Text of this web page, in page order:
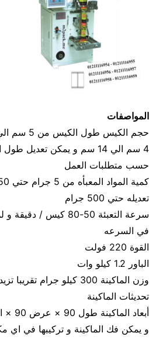
المواصفات
4 سم الي 14 سم و يمكن
حسب متطلبات العمل
تعديله حتي 500 جرام
سرعة التعبئة 50-80 كيس /
في السرعه
القوة 220 فولت
الباور 1.2 كيلو وات
وزن الماكينة 300 كيلو جرام
تحديثات الماكينة
و يمكن فك الماكينة و تركيبها في اي